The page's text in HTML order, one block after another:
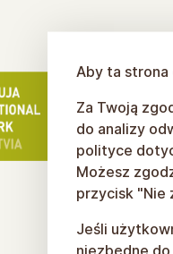
Aby ta strona
Za Twoją
do analizy
polityce
Możesz
przycisk "Nie
Jeśli
niezbędne